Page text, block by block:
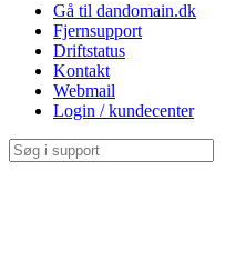
Gå til dandomain.dk
Fjernsupport
Driftstatus
Kontakt
Webmail
Login / kundecenter